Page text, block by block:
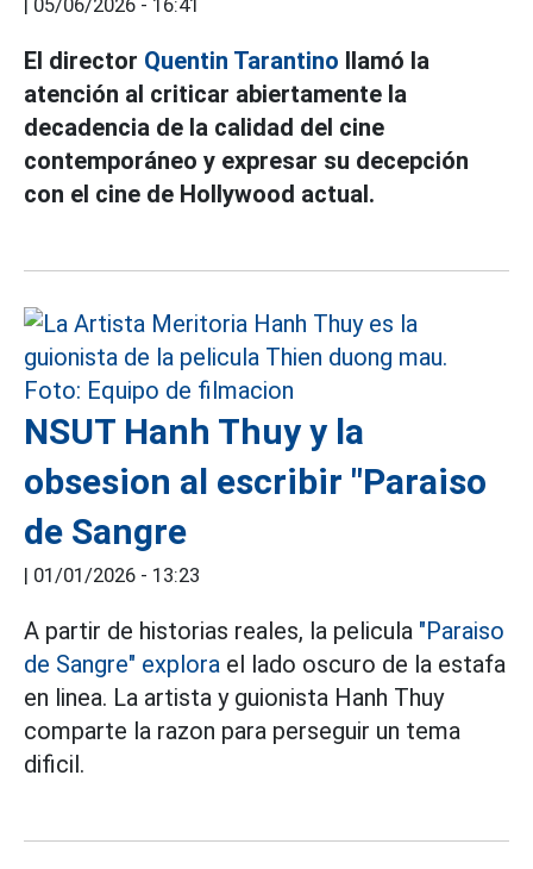
05/06/2026 - 16:41
El director Quentin Tarantino llamó la
atención al criticar abiertamente la
decadencia de la calidad del cine
contemporáneo y expresar su decepción
con el cine de Hollywood actual.
NSUT Hanh Thuy y la
obsesion al escribir "Paraiso
de Sangre
| 01/01/2026 - 13:23
A partir de historias reales, la pelicula "Paraiso
de Sangre" explora el lado oscuro de la estafa
en linea. La artista y guionista Hanh Thuy
comparte la razon para perseguir un tema
dificil.